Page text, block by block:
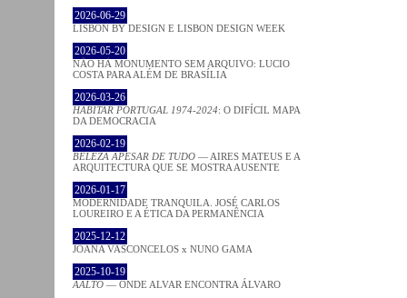
2026-06-29
LISBON BY DESIGN E LISBON DESIGN WEEK
2026-05-20
NÃO HÁ MONUMENTO SEM ARQUIVO: LUCIO
COSTA PARA ALÉM DE BRASÍLIA
2026-03-26
HABITAR PORTUGAL 1974-2024: O DIFÍCIL MAPA
DA DEMOCRACIA
2026-02-19
BELEZA APESAR DE TUDO — AIRES MATEUS E A
ARQUITECTURA QUE SE MOSTRA AUSENTE
2026-01-17
MODERNIDADE TRANQUILA. JOSÉ CARLOS
LOUREIRO E A ÉTICA DA PERMANÊNCIA
2025-12-12
JOANA VASCONCELOS x NUNO GAMA
2025-10-19
AALTO — ONDE ALVAR ENCONTRA ÁLVARO